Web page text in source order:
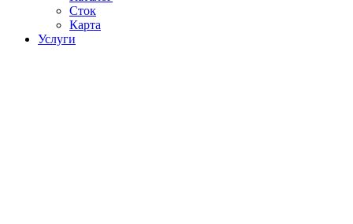
Сток
Карта
Услуги